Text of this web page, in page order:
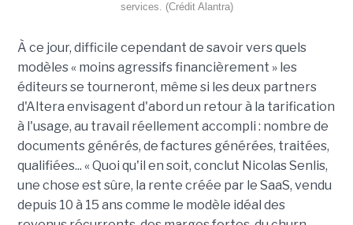
services. (Crédit Alantra)
À ce jour, difficile cependant de savoir vers quels
modèles « moins agressifs financièrement » les
éditeurs se tourneront, même si les deux partners
d'Altera envisagent d'abord un retour à la tarification
à l'usage, au travail réellement accompli : nombre de
documents générés, de factures générées, traitées,
qualifiées... « Quoi qu'il en soit, conclut Nicolas Senlis,
une chose est sûre, la rente créée par le SaaS, vendu
depuis 10 à 15 ans comme le modèle idéal des